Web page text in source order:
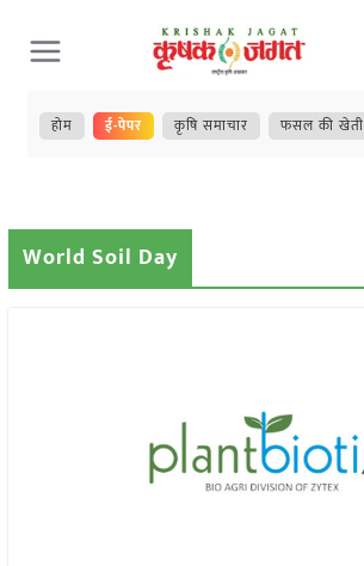
Skip
to
content
होम ई-पेपर कृषि समाचार फसल की खेती
World Soil Day